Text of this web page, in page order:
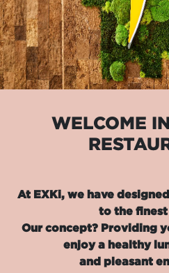
WELCOME
At EXKi, we have
to the
Our concept? Providing
enjoy a healthy
and pleasant